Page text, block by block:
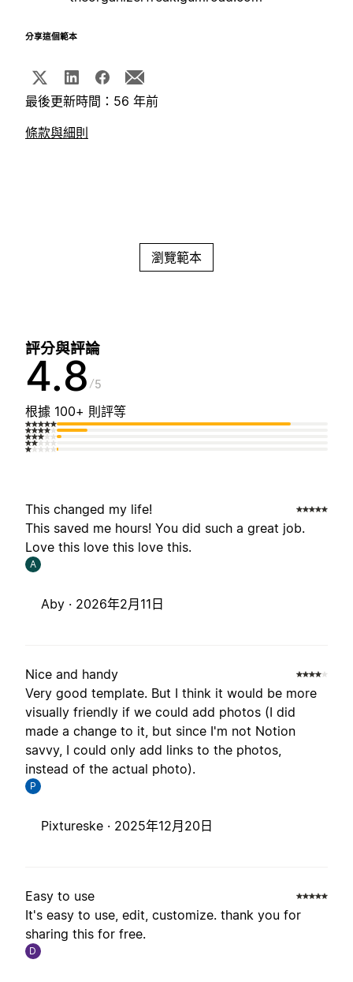
分享這個範本
最後更新時間：56 年前
條款與細則
瀏覽範本
評分與評論
4.8 5
根據 100+ 則評等
This changed my life!
This saved me hours! You did such a great job.
Love this love this love this.
A
Aby · 2026年2月11日
Nice and handy
Very good template. But I think it would be more
visually friendly if we could add photos (I did
made a change to it, but since I'm not Notion
savvy, I could only add links to the photos,
instead of the actual photo).
P
Pixtureske · 2025年12月20日
Easy to use
It's easy to use, edit, customize. thank you for
sharing this for free.
D